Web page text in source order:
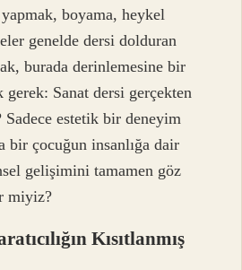
boyama, heykel
genelde dersi dolduran
burada derinlemesine bir
gerek: Sanat dersi gerçekten
estetik bir deneyim
bir çocuğun insanlığa dair
gelişimini tamamen göz
miyiz?
Kısıtlanmış